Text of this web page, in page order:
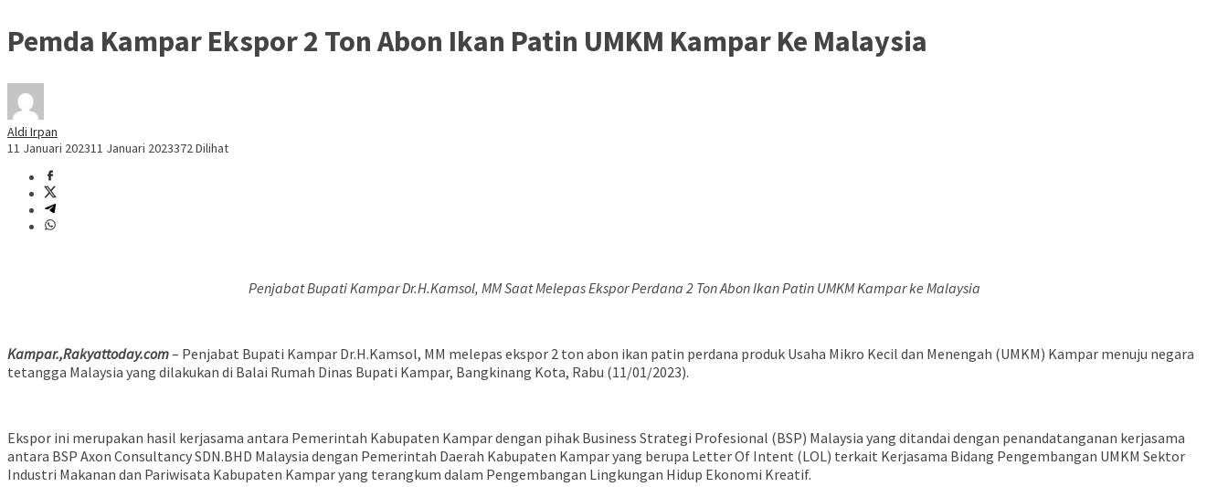
Pemda Kampar Ekspor 2 Ton Abon Ikan Patin UMKM Kampar Ke Malaysia
Aldi Irpan
11 Januari 202311 Januari 2023372 Dilihat
Penjabat Bupati Kampar Dr.H.Kamsol, MM Saat Melepas Ekspor Perdana 2 Ton Abon Ikan Patin UMKM Kampar ke Malaysia
Kampar.,Rakyattoday.com– Penjabat Bupati Kampar Dr.H.Kamsol, MM melepas ekspor 2 ton abon ikan patin perdana produk Usaha Mikro Kecil dan Menengah (UMKM) Kampar menuju negara
tetangga Malaysia yang dilakukan di Balai Rumah Dinas Bupati Kampar, Bangkinang Kota, Rabu (11/01/2023).
Ekspor ini merupakan hasil kerjasama antara Pemerintah Kabupaten Kampar dengan pihak Business Strategi Profesional (BSP) Malaysia yang ditandai dengan penandatanganan kerjasama
antara BSP Axon Consultancy SDN.BHD Malaysia dengan Pemerintah Daerah Kabupaten Kampar yang berupa Letter Of Intent (LOL) terkait Kerjasama Bidang Pengembangan UMKM Sektor
Industri Makanan dan Pariwisata Kabupaten Kampar yang terangkum dalam Pengembangan Lingkungan Hidup Ekonomi Kreatif.